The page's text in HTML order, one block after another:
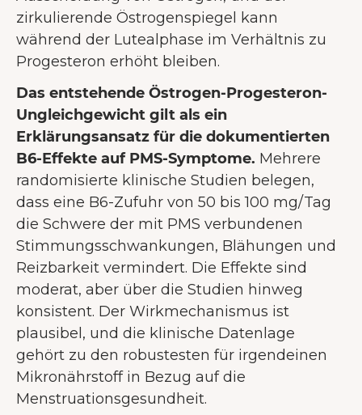
zirkulierende Östrogenspiegel kann
während der Lutealphase im Verhältnis zu
Progesteron erhöht bleiben.
Das entstehende Östrogen-Progesteron-
Ungleichgewicht gilt als ein
Erklärungsansatz für die dokumentierten
B6-Effekte auf PMS-Symptome. Mehrere
randomisierte klinische Studien belegen,
dass eine B6-Zufuhr von 50 bis 100 mg/Tag
die Schwere der mit PMS verbundenen
Stimmungsschwankungen, Blähungen und
Reizbarkeit vermindert. Die Effekte sind
moderat, aber über die Studien hinweg
konsistent. Der Wirkmechanismus ist
plausibel, und die klinische Datenlage
gehört zu den robustesten für irgendeinen
Mikronährstoff in Bezug auf die
Menstruationsgesundheit.